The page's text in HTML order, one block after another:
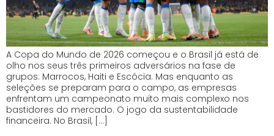
A Copa do Mundo de 2026 começou e o Brasil já está de
olho nos seus três primeiros adversários na fase de
grupos: Marrocos, Haiti e Escócia. Mas enquanto as
seleções se preparam para o campo, as empresas
enfrentam um campeonato muito mais complexo nos
bastidores do mercado. O jogo da sustentabilidade
financeira. No Brasil, […]